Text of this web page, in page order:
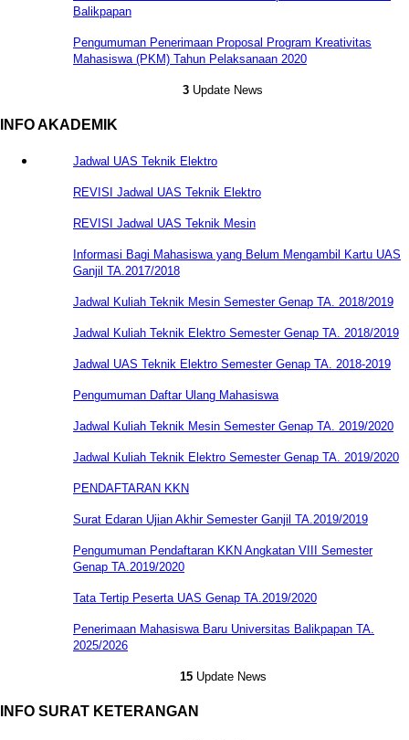
Balikpapan
Pengumuman Penerimaan Proposal Program Kreativitas
Mahasiswa (PKM) Tahun Pelaksanaan 2020
3 Update News
INFO AKADEMIK
Jadwal UAS Teknik Elektro
REVISI Jadwal UAS Teknik Elektro
REVISI Jadwal UAS Teknik Mesin
Informasi Bagi Mahasiswa yang Belum Mengambil Kartu UAS
Ganjil TA.2017/2018
Jadwal Kuliah Teknik Mesin Semester Genap TA. 2018/2019
Jadwal Kuliah Teknik Elektro Semester Genap TA. 2018/2019
Jadwal UAS Teknik Elektro Semester Genap TA. 2018-2019
Pengumuman Daftar Ulang Mahasiswa
Jadwal Kuliah Teknik Mesin Semester Genap TA. 2019/2020
Jadwal Kuliah Teknik Elektro Semester Genap TA. 2019/2020
PENDAFTARAN KKN
Surat Edaran Ujian Akhir Semester Ganjil TA.2019/2019
Pengumuman Pendaftaran KKN Angkatan VIII Semester
Genap TA.2019/2020
Tata Tertip Peserta UAS Genap TA.2019/2020
Penerimaan Mahasiswa Baru Universitas Balikpapan TA.
2025/2026
15 Update News
INFO SURAT KETERANGAN